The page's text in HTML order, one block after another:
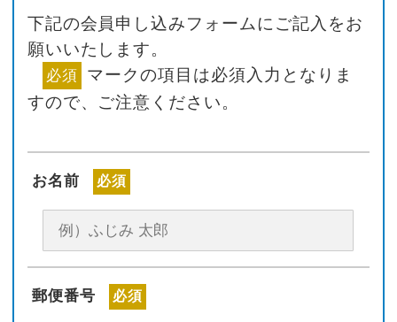
下記の会員申し込みフォームにご記入をお
願いいたします。
必須 マークの項目は必須入力となりま
すので、ご注意ください。
お名前 必須
郵便番号 必須